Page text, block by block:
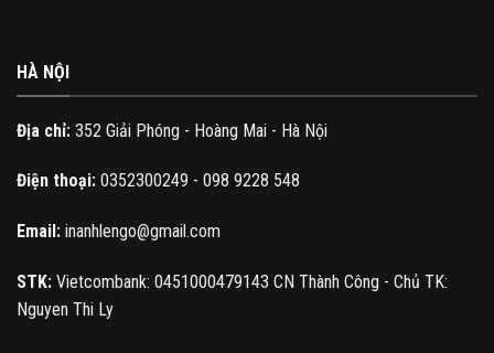
HÀ NỘI
Địa chỉ: 352 Giải Phóng - Hoàng Mai - Hà Nội
Điện thoại: 0352300249 - 098 9228 548
Email: inanhlengo@gmail.com
STK: Vietcombank: 0451000479143 CN Thành Công - Chủ TK:
Nguyen Thi Ly